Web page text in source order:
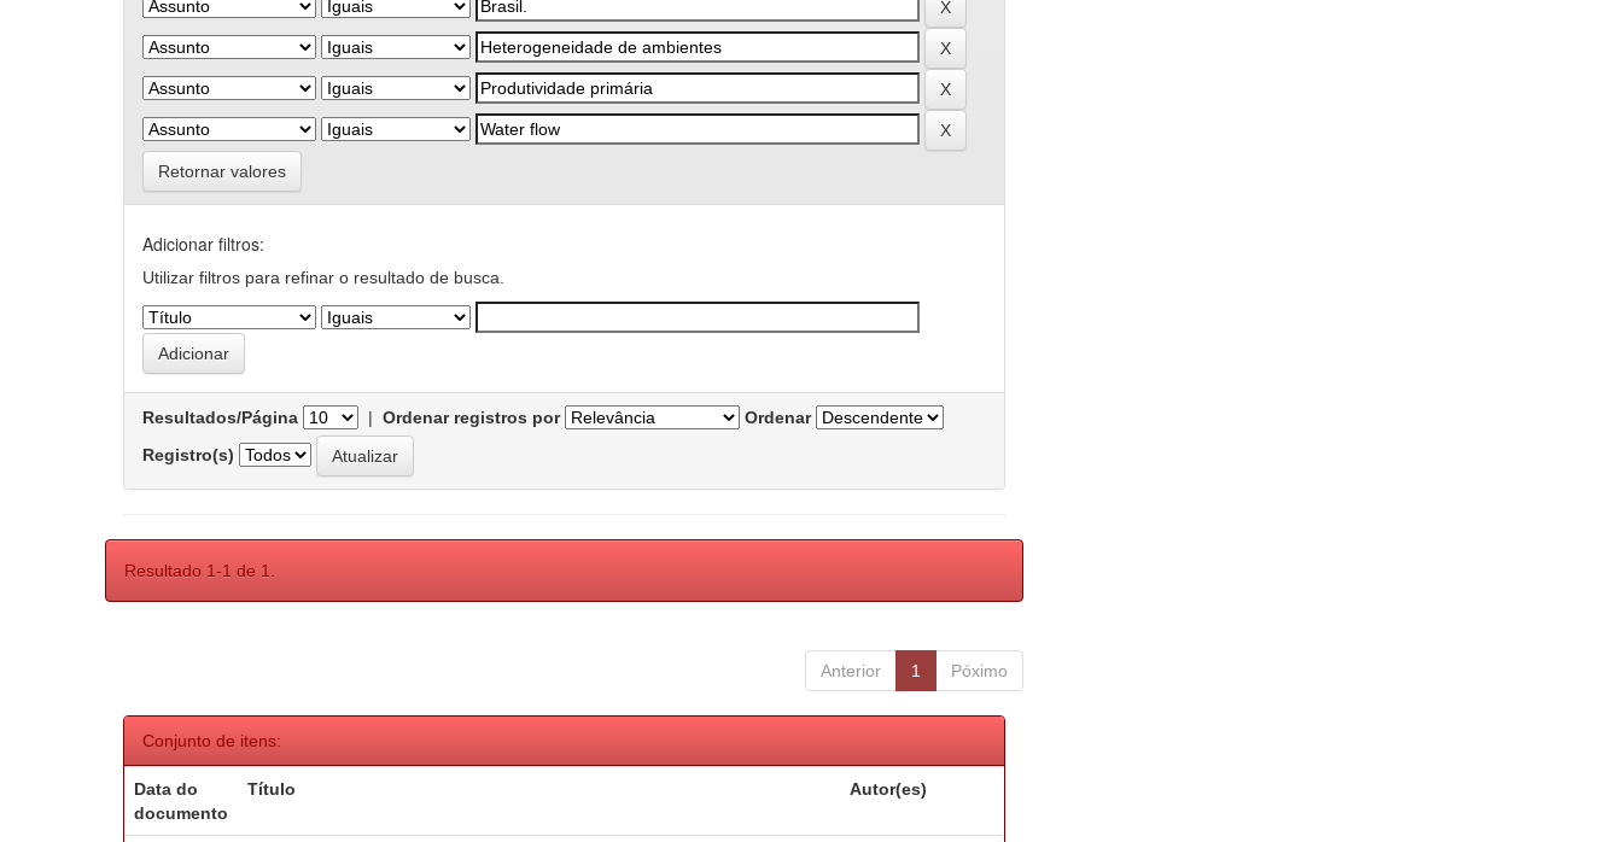
Retornar valores
Adicionar filtros:
Utilizar filtros para refinar o resultado de busca.
Resultados/Página | Ordenar registros por
Ordenar
Registro(s)
Resultado 1-1 de 1.
Anterior 1 Póximo
Conjunto de itens:
Data do
documento
Título Autor(es)